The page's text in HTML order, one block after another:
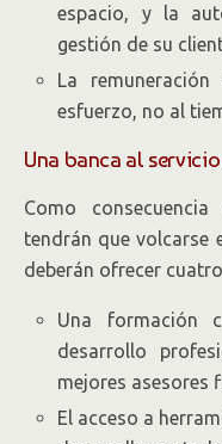
espacio, y la
gestión de su
La
esfuerzo, no al
Una banca al
Como
tendrán que volcarse
deberán ofrecer
Una formación
desarrollo
mejores asesores
El acceso a